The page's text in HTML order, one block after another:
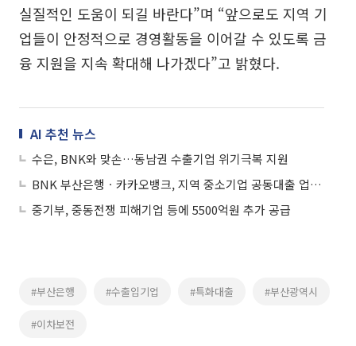
실질적인 도움이 되길 바란다”며 “앞으로도 지역 기
업들이 안정적으로 경영활동을 이어갈 수 있도록 금
융 지원을 지속 확대해 나가겠다”고 밝혔다.
AI 추천 뉴스
수은, BNK와 맞손…동남권 수출기업 위기극복 지원
BNK 부산은행ㆍ카카오뱅크, 지역 중소기업 공동대출 업무협약
중기부, 중동전쟁 피해기업 등에 5500억원 추가 공급
#부산은행 #수출입기업 #특화대출 #부산광역시
#이차보전